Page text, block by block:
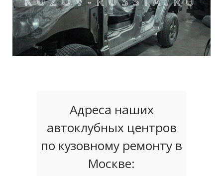
Адреса наших
автоклубных центров
по кузовному ремонту в
Москве: